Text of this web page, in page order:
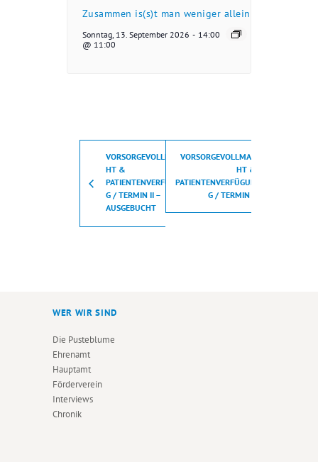
Zusammen is(s)t man weniger allein
Sonntag, 13. September 2026
@ 11:00
- 14:00
VORSORGEVOLLMAC
HT &
PATIENTENVERFÜGUN
G / TERMIN II –
AUSGEBUCHT
VORSORGEVOLLMAC
HT &
PATIENTENVERFÜGUN
G / TERMIN II
WER WIR SIND
Die Pusteblume
Ehrenamt
Hauptamt
Förderverein
Interviews
Chronik